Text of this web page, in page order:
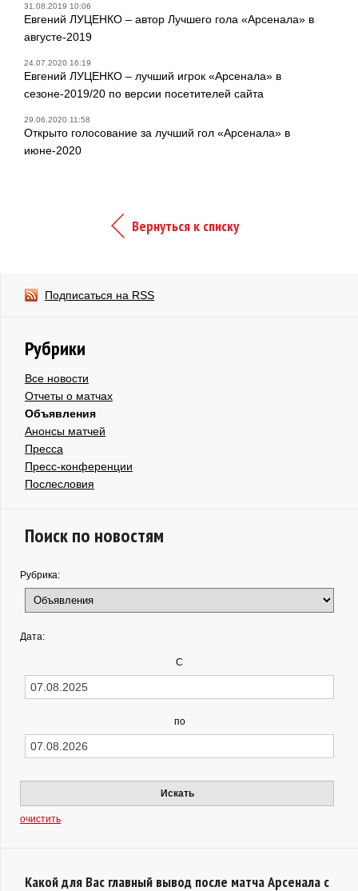
31.08.2019 10:06
Евгений ЛУЦЕНКО – автор Лучшего гола «Арсенала» в
августе-2019
24.07.2020 16:19
Евгений ЛУЦЕНКО – лучший игрок «Арсенала» в
сезоне-2019/20 по версии посетителей сайта
29.06.2020 11:58
Открыто голосование за лучший гол «Арсенала» в
июне-2020
Вернуться к списку
Подписаться на RSS
Рубрики
Все новости
Отчеты о матчах
Объявления
Анонсы матчей
Пресса
Пресс-конференции
Послесловия
Поиск по новостям
Рубрика:
Дата:
С
по
Искать
очистить
Какой для Вас главный вывод после матча Арсенала с